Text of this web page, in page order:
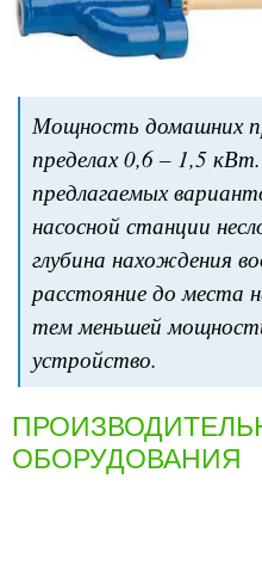
Мощность домашних
пределах 0,6 – 1,5
предлагаемых
насосной станции
глубина нахождения
расстояние до места
тем меньшей
устройство.
ОБОРУДОВАНИЯ